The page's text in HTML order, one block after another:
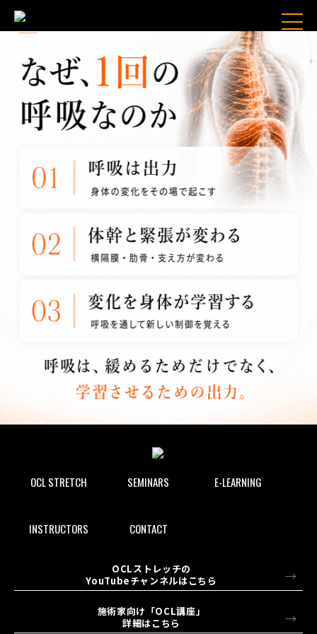
OCL STRETCH SEMINARS E-LEARNING
INSTRUCTORS CONTACT
OCLストレッチの
YouTubeチャンネルはこちら
施術家向け「OCL講座」
詳細はこちら